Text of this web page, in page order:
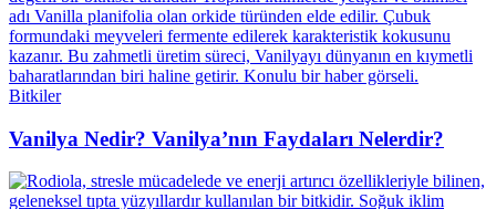
Bitkiler
Vanilya Nedir? Vanilya’nın Faydaları Nelerdir?